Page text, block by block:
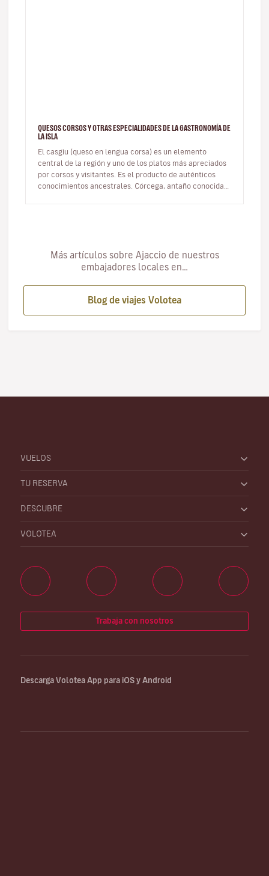
QUESOS CORSOS Y OTRAS ESPECIALIDADES DE LA GASTRONOMÍA DE
LA ISLA
El casgiu (queso en lengua corsa) es un elemento
central de la región y uno de los platos más apreciados
por corsos y visitantes. Es el producto de auténticos
conocimientos ancestrales. Córcega, antaño conocida
Más artículos sobre Ajaccio de nuestros
embajadores locales en…
Blog de viajes Volotea
VUELOS
TU RESERVA
DESCUBRE
VOLOTEA
Trabaja con nosotros
Descarga Volotea App para iOS y Android